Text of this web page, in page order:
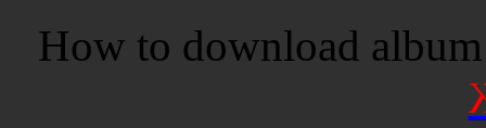
How to download